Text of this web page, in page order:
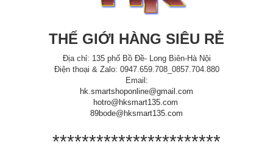
THẾ GIỚI HÀNG SIÊU RẺ
Địa chỉ: 135 phố Bồ Đề- Long Biên-Hà Nội
Điện thoại & Zalo: 0947.659.708_0857.704.880
Email:
hk.smartshoponline@gmail.com
hotro@hksmart135.com
89bode@hksmart135.com
***********************